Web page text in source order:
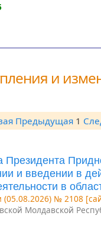
и
Предыдущая 1
Президента
и введении в
в
№ 2108
Молдавской